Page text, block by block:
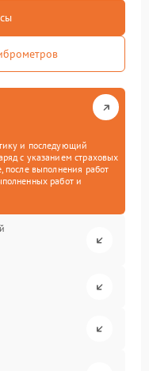
и последующий
с указанием страховых
после выполнения работ
работ и